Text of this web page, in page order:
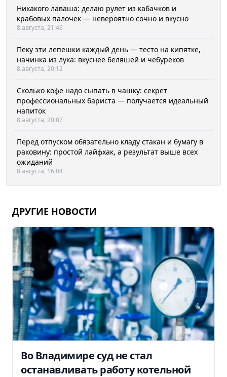
Никакого лаваша: делаю рулет из кабачков и
крабовых палочек — невероятно сочно и вкусно
8 августа, 21:46
Пеку эти лепешки каждый день — тесто на кипятке,
начинка из лука: вкуснее беляшей и чебуреков
8 августа, 20:12
Сколько кофе надо сыпать в чашку: секрет
профессиональных бариста — получается идеальный
напиток
8 августа, 20:07
Перед отпуском обязательно кладу стакан и бумагу в
раковину: простой лайфхак, а результат выше всех
ожиданий
8 августа, 16:04
ДРУГИЕ НОВОСТИ
Во Владимире суд не стал
останавливать работу котельной